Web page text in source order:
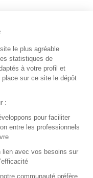
SAFI
le plus agréable
statistiques de
à votre profil et
sur ce site le dépôt
:
pour faciliter
entre les professionnels
lien avec vos besoins sur
communauté préfère